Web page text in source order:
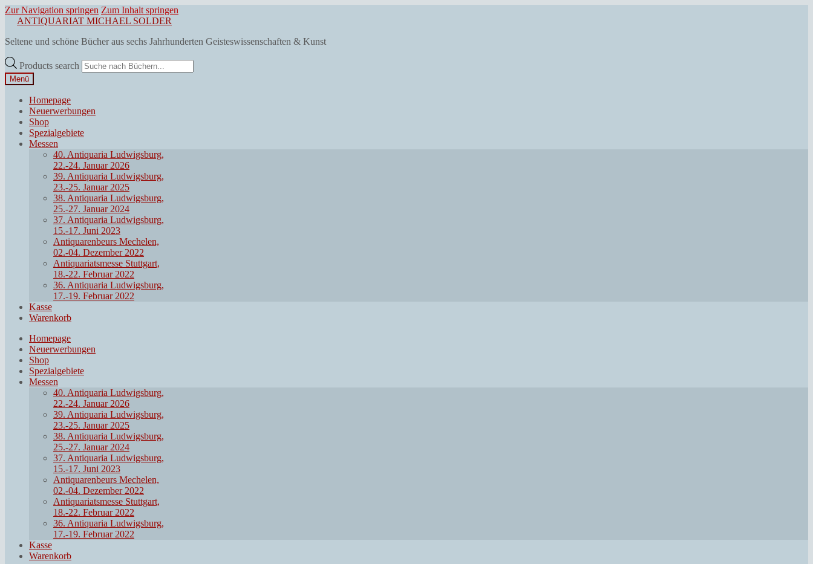
Zur Navigation springen Zum Inhalt springen
ANTIQUARIAT MICHAEL SOLDER
Seltene und schöne Bücher aus sechs Jahrhunderten Geisteswissenschaften & Kunst
Products search
Menü
Homepage
Neuerwerbungen
Shop
Spezialgebiete
Messen
40. Antiquaria Ludwigsburg,
22.-24. Januar 2026
39. Antiquaria Ludwigsburg,
23.-25. Januar 2025
38. Antiquaria Ludwigsburg,
25.-27. Januar 2024
37. Antiquaria Ludwigsburg,
15.-17. Juni 2023
Antiquarenbeurs Mechelen,
02.-04. Dezember 2022
Antiquariatsmesse Stuttgart,
18.-22. Februar 2022
36. Antiquaria Ludwigsburg,
17.-19. Februar 2022
Kasse
Warenkorb
Homepage
Neuerwerbungen
Shop
Spezialgebiete
Messen
40. Antiquaria Ludwigsburg,
22.-24. Januar 2026
39. Antiquaria Ludwigsburg,
23.-25. Januar 2025
38. Antiquaria Ludwigsburg,
25.-27. Januar 2024
37. Antiquaria Ludwigsburg,
15.-17. Juni 2023
Antiquarenbeurs Mechelen,
02.-04. Dezember 2022
Antiquariatsmesse Stuttgart,
18.-22. Februar 2022
36. Antiquaria Ludwigsburg,
17.-19. Februar 2022
Kasse
Warenkorb